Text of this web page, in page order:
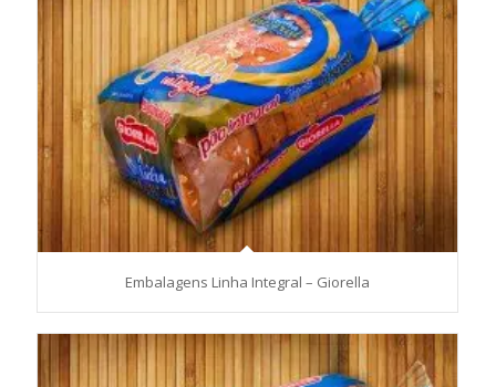
Embalagens Linha Integral – Giorella